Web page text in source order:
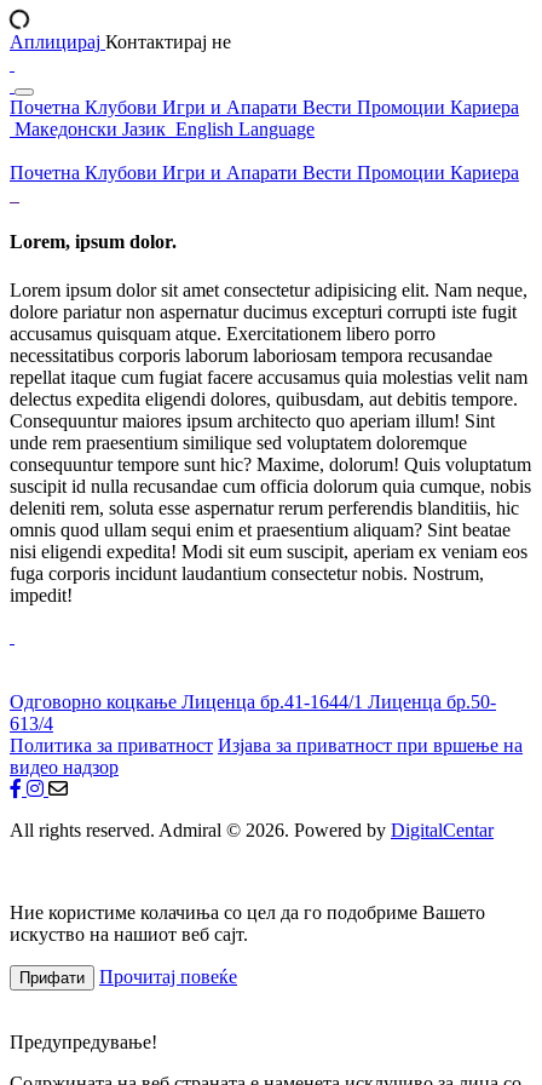
Аплицирај Контактирај не
Почетна Клубови Игри и Апарати Вести Промоции Кариера
Македонски Јазик English Language
Почетна Клубови Игри и Апарати Вести Промоции Кариера
Lorem, ipsum dolor.
Lorem ipsum dolor sit amet consectetur adipisicing elit. Nam neque,
dolore pariatur non aspernatur ducimus excepturi corrupti iste fugit
accusamus quisquam atque. Exercitationem libero porro
necessitatibus corporis laborum laboriosam tempora recusandae
repellat itaque cum fugiat facere accusamus quia molestias velit nam
delectus expedita eligendi dolores, quibusdam, aut debitis tempore.
Consequuntur maiores ipsum architecto quo aperiam illum! Sint
unde rem praesentium similique sed voluptatem doloremque
consequuntur tempore sunt hic? Maxime, dolorum! Quis voluptatum
suscipit id nulla recusandae cum officia dolorum quia cumque, nobis
deleniti rem, soluta esse aspernatur rerum perferendis blanditiis, hic
omnis quod ullam sequi enim et praesentium aliquam? Sint beatae
nisi eligendi expedita! Modi sit eum suscipit, aperiam ex veniam eos
fuga corporis incidunt laudantium consectetur nobis. Nostrum,
impedit!
Одговорно коцкање Лиценца бр.41-1644/1 Лиценца бр.50-
613/4
Политика за приватност Изјава за приватност при вршење на
видео надзор
All rights reserved. Admiral © 2026. Powered by DigitalCentar
Ние користиме колачиња со цел да го подобриме Вашето
искуство на нашиот веб сајт.
Прифати Прочитај повеќе
Предупредување!